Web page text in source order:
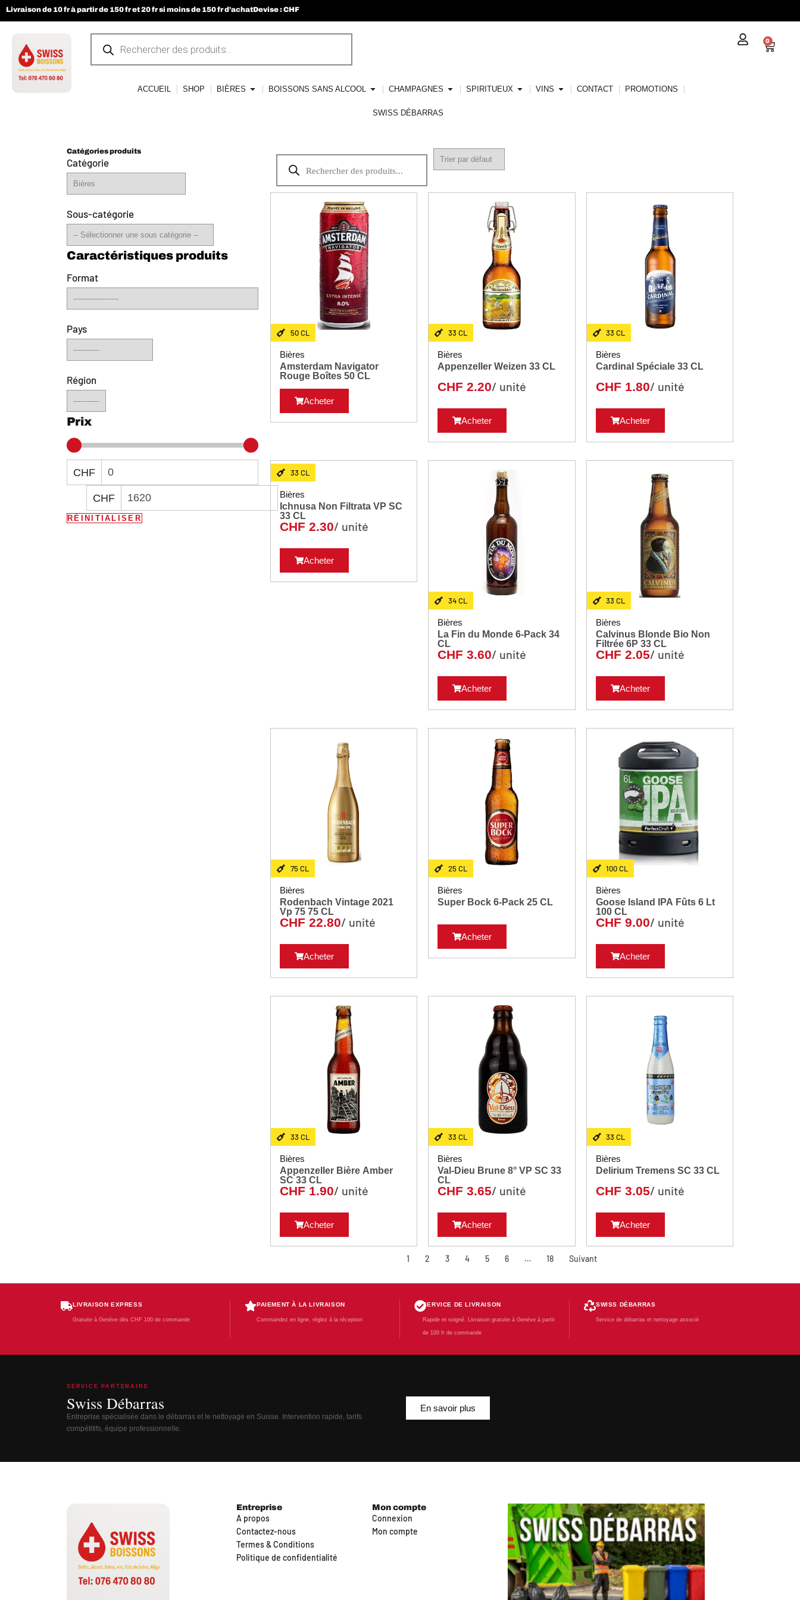
Livraison de 10 fr à partir de 150 fr et 20 fr si moins de 150 fr d’achatDevise : CHF
ACCUEIL SHOP BIÈRES BOISSONS SANS ALCOOL CHAMPAGNES SPIRITUEUX VINS CONTACT PROMOTIONS
SWISS DÉBARRAS
0
Catégories produits
Catégorie
Sous-catégorie
Format
Pays
Région
Prix
CHF
CHF
RÉINITIALISER
50 CL
Bières
Amsterdam Navigator
Rouge Boîtes 50 CL
Acheter
33 CL
Bières
Appenzeller Weizen 33 CL
CHF 2.20/ unité
Acheter
33 CL
Bières
Cardinal Spéciale 33 CL
CHF 1.80/ unité
Acheter
33 CL
Bières
Ichnusa Non Filtrata VP SC
33 CL
CHF 2.30/ unité
Acheter
34 CL
Bières
La Fin du Monde 6-Pack 34
CL
CHF 3.60/ unité
Acheter
33 CL
Bières
Calvinus Blonde Bio Non
Filtrée 6P 33 CL
CHF 2.05/ unité
Acheter
75 CL
Bières
Rodenbach Vintage 2021
Vp 75 75 CL
CHF 22.80/ unité
Acheter
25 CL
Bières
Super Bock 6-Pack 25 CL
Acheter
100 CL
Bières
Goose Island IPA Fûts 6 Lt
100 CL
CHF 9.00/ unité
Acheter
33 CL
Bières
Appenzeller Bière Amber
SC 33 CL
CHF 1.90/ unité
Acheter
33 CL
Bières
Val-Dieu Brune 8° VP SC 33
CL
CHF 3.65/ unité
Acheter
33 CL
Bières
Delirium Tremens SC 33 CL
CHF 3.05/ unité
Acheter
1 2 3 4 5 6 … 18 Suivant
LIVRAISON EXPRESS
Gratuite à Genève dès CHF 100 de commande
PAIEMENT À LA LIVRAISON
Commandez en ligne, réglez à la réception
SERVICE DE LIVRAISON
Rapide et soigné. Livraison gratuite à Genève à partir
de 100 fr de commande
SWISS DÉBARRAS
Service de débarras et nettoyage associé
SERVICE PARTENAIRE
Swiss Débarras
Entreprise spécialisée dans le débarras et le nettoyage en Suisse. Intervention rapide, tarifs
compétitifs, équipe professionnelle.
En savoir plus
Entreprise
A propos
Contactez-nous
Termes & Conditions
Politique de confidentialité
Mon compte
Connexion
Mon compte